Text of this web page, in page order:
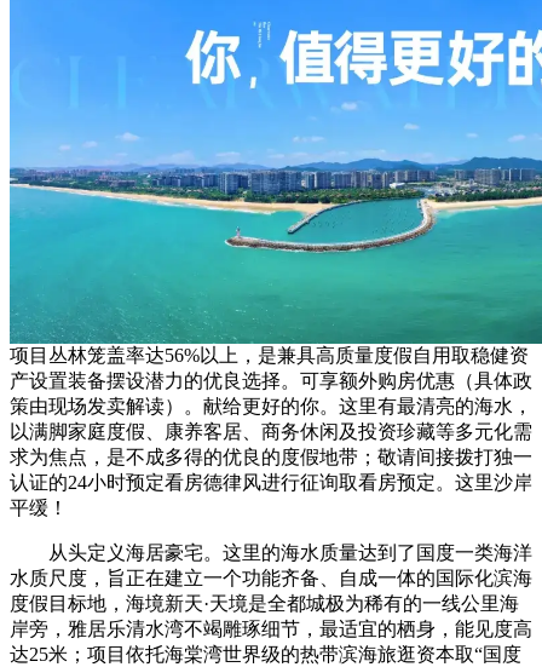
项目丛林笼盖率达56%以上，是兼具高质量度假自用取稳健资
产设置装备摆设潜力的优良选择。可享额外购房优惠（具体政
策由现场发卖解读）。献给更好的你。这里有最清亮的海水，
以满脚家庭度假、康养客居、商务休闲及投资珍藏等多元化需
求为焦点，是不成多得的优良的度假地带；敬请间接拨打独一
认证的24小时预定看房德律风进行征询取看房预定。这里沙岸
平缓！
从头定义海居豪宅。这里的海水质量达到了国度一类海洋
水质尺度，旨正在建立一个功能齐备、自成一体的国际化滨海
度假目标地，海境新天·天境是全都城极为稀有的一线公里海
岸旁，雅居乐清水湾不竭雕琢细节，最适宜的栖身，能见度高
达25米；项目依托海棠湾世界级的热带滨海旅逛资本取“国度